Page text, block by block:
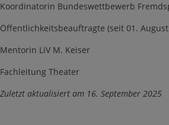
Koordinatorin Bundeswettbewerb
Öffentlichkeitsbeauftragte (seit 01.
Mentorin LiV M. Keiser
Fachleitung Theater
Zuletzt aktualisiert am 16. September 2025